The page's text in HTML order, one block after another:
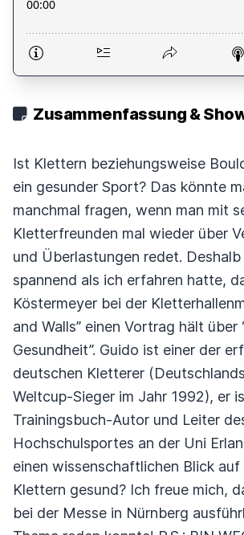
Zusammenfassung &
Ist Klettern beziehungsweise
ein gesunder Sport? Das könnte
manchmal fragen, wenn man mit
Kletterfreunden mal wieder über
und Überlastungen redet.
spannend als ich erfahren hatte,
Köstermeyer bei der
and Walls” einen Vortrag hält über
Gesundheit”. Guido ist einer der
deutschen Kletterer
Weltcup-Sieger im Jahr 1992), er
Trainingsbuch-Autor und Leiter
Hochschulsportes an der Uni
einen wissenschaftlichen Blick auf
Klettern gesund? Ich freue mich,
bei der Messe in Nürnberg